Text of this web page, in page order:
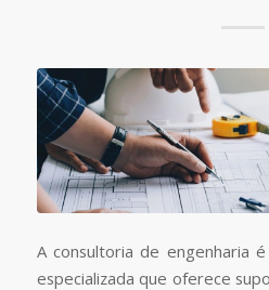
A consultoria de engenharia
especializada que oferece